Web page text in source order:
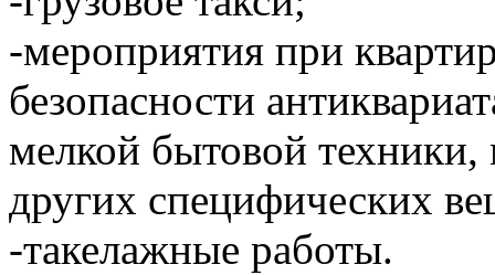
-мероприятия при
безопасности
мелкой бытовой техники,
других специфических
-такелажные работы.